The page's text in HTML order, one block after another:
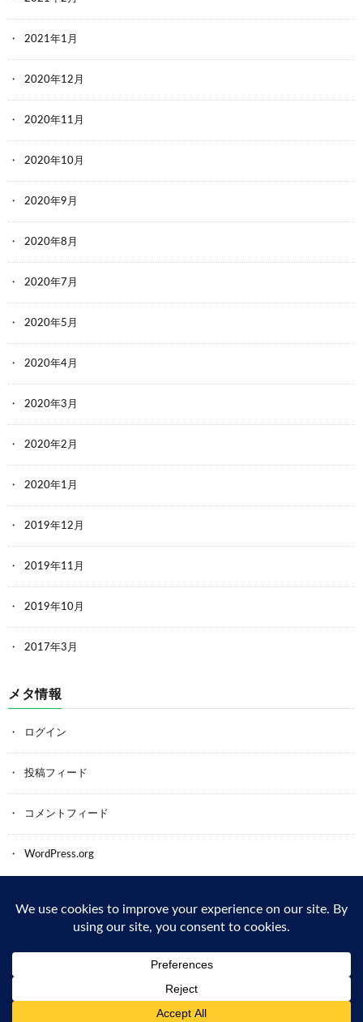
2021年1月
2020年12月
2020年11月
2020年10月
2020年9月
2020年8月
2020年7月
2020年5月
2020年4月
2020年3月
2020年2月
2020年1月
2019年12月
2019年11月
2019年10月
2017年3月
メタ情報
ログイン
投稿フィード
コメントフィード
WordPress.org
Back to Top
© Copyright 2026鍵のサービス-カギ・フジ防犯.